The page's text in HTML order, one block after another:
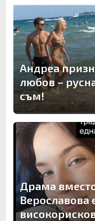
Андреа
любов –
съм!
Драма
Верославова